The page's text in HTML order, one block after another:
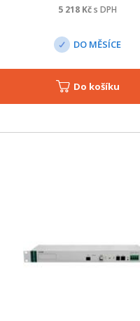
5 218 Kčs DPH
DO MĚSÍCE
Do košíku